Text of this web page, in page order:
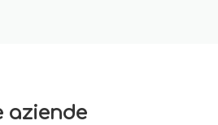
aziende